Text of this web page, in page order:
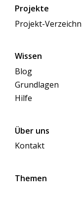
Projekte
Projekt-
Wissen
Blog
Grundlagen
Hilfe
Über uns
Kontakt
Themen